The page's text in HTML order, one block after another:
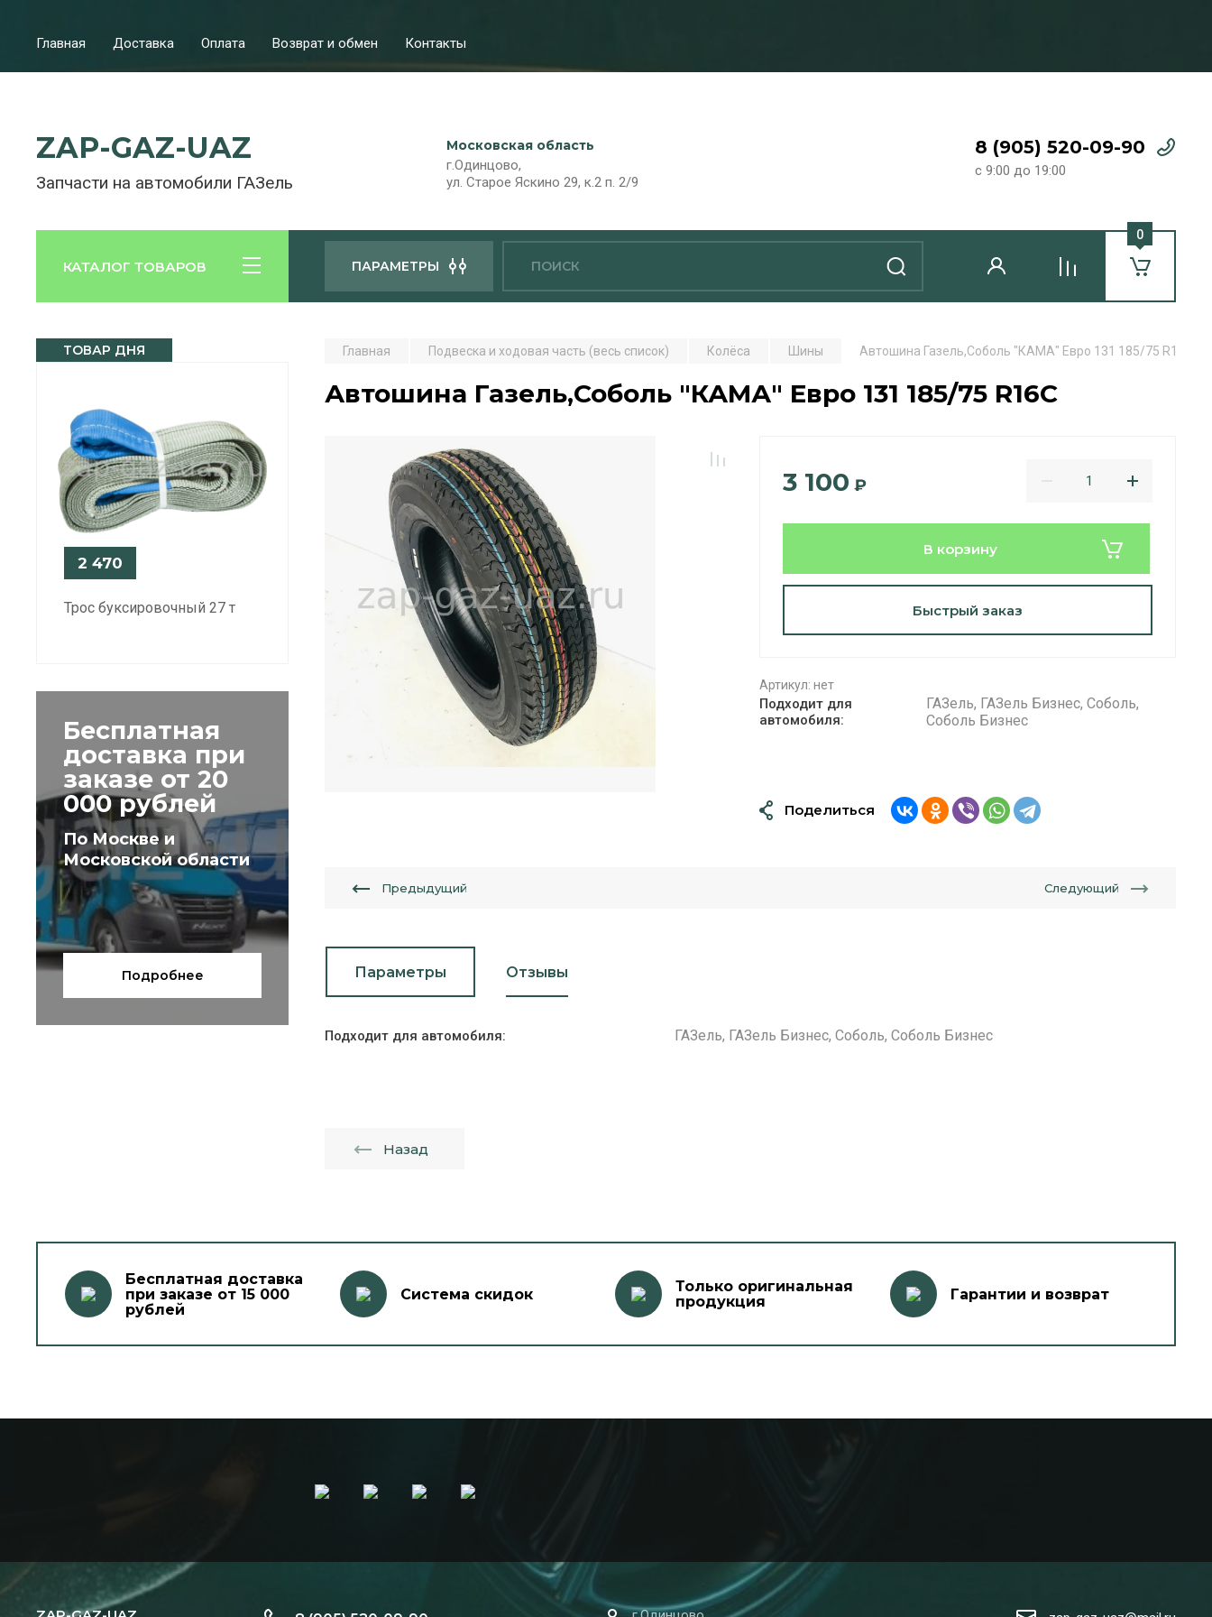
Главная Доставка Оплата Возврат и обмен Контакты
ZAP-GAZ-UAZ
Запчасти на автомобили ГАЗель
Московская область
г.Одинцово,
ул. Старое Яскино 29, к.2 п. 2/9
8 (905) 520-09-90
с 9:00 до 19:00
КАТАЛОГ ТОВАРОВ ПАРАМЕТРЫ
0
ТОВАР ДНЯ
2 470
Трос буксировочный 27 т
Бесплатная
доставка при
заказе от 20
000 рублей
По Москве и
Московской области
Подробнее
Главная Подвеска и ходовая часть (весь список) Колёса Шины Автошина Газель,Соболь "КАМА" Евро 131 185/75 R16C
Автошина Газель,Соболь "КАМА" Евро 131 185/75 R16C
3 100 ₽
В корзину
Быстрый заказ
Артикул: нет
Подходит для
автомобиля:
ГАЗель, ГАЗель Бизнес, Соболь,
Соболь Бизнес
Поделиться
Предыдущий Следующий
Параметры Отзывы
Подходит для автомобиля: ГАЗель, ГАЗель Бизнес, Соболь, Соболь Бизнес
Назад
Бесплатная доставка
при заказе от 15 000
рублей
Система скидок
Только оригинальная
продукция
Гарантии и возврат